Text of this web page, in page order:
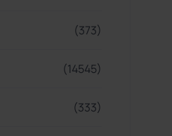
(373)
(14545)
(333)